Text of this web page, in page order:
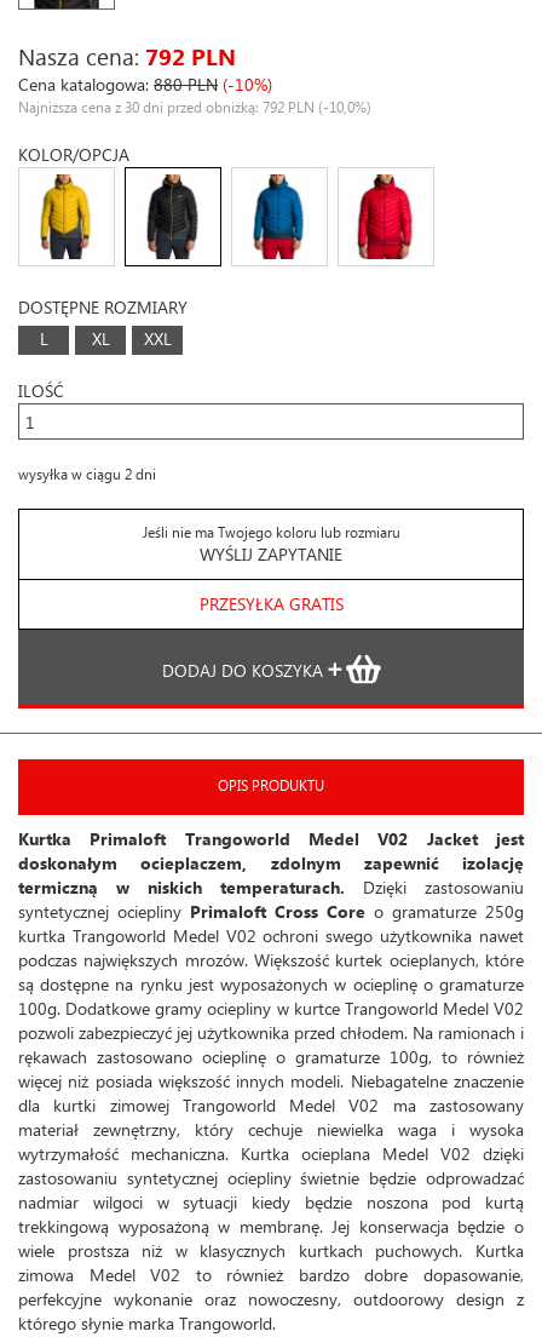
Nasza cena: 792 PLN
Cena katalogowa: 880 PLN (-10%)
Najniższa cena z 30 dni przed obniżką: 792 PLN (-10,0%)
KOLOR/OPCJA
DOSTĘPNE ROZMIARY
L
XL XXL
ILOŚĆ
wysyłka w ciągu 2 dni
Jeśli nie ma Twojego koloru lub rozmiaru
WYŚLIJ ZAPYTANIE
PRZESYŁKA GRATIS
DODAJ DO KOSZYKA
OPIS PRODUKTU
Kurtka Primaloft Trangoworld Medel V02 Jacket jest
doskonałym ocieplaczem, zdolnym zapewnić izolację
termiczną w niskich temperaturach. Dzięki zastosowaniu
syntetycznej ociepliny Primaloft Cross Core o gramaturze 250g
kurtka Trangoworld Medel V02 ochroni swego użytkownika nawet
podczas największych mrozów. Większość kurtek ocieplanych, które
są dostępne na rynku jest wyposażonych w ocieplinę o gramaturze
100g. Dodatkowe gramy ociepliny w kurtce Trangoworld Medel V02
pozwoli zabezpieczyć jej użytkownika przed chłodem. Na ramionach i
rękawach zastosowano ocieplinę o gramaturze 100g, to również
więcej niż posiada większość innych modeli. Niebagatelne znaczenie
dla kurtki zimowej Trangoworld Medel V02 ma zastosowany
materiał zewnętrzny, który cechuje niewielka waga i wysoka
wytrzymałość mechaniczna. Kurtka ocieplana Medel V02 dzięki
zastosowaniu syntetycznej ociepliny świetnie będzie odprowadzać
nadmiar wilgoci w sytuacji kiedy będzie noszona pod kurtą
trekkingową wyposażoną w membranę. Jej konserwacja będzie o
wiele prostsza niż w klasycznych kurtkach puchowych. Kurtka
zimowa Medel V02 to również bardzo dobre dopasowanie,
perfekcyjne wykonanie oraz nowoczesny, outdoorowy design z
którego słynie marka Trangoworld.